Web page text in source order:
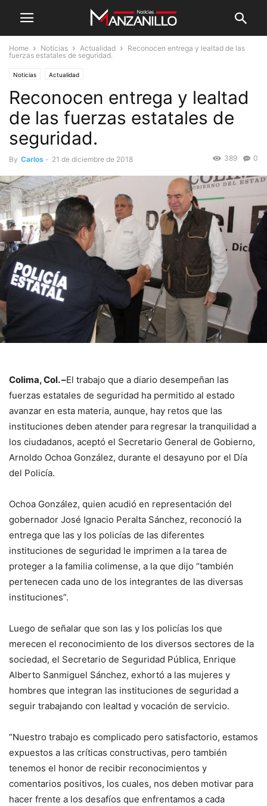
Home Noticias Actualidad
Reconocen entrega y lealtad de las
fuerzas estatales de seguridad.
Noticias Actualidad
Reconocen entrega y lealtad
de las fuerzas estatales de
seguridad.
By Carlos - 21 de diciembre de 2018 0
389
Colima, Col. –El trabajo que a diario desempeñan las
fuerzas estatales de seguridad ha permitido al estado
avanzar en esta materia, aunque, hay retos que las
instituciones deben atender para regresar la tranquilidad a
los ciudadanos, aceptó el Secretario General de Gobierno,
Arnoldo Ochoa González, durante el desayuno por el Día
del Policía.
Ochoa González, quien acudió en representación del
gobernador José Ignacio Peralta Sánchez, reconoció la
entrega que las y los policías de las diferentes
instituciones de seguridad le imprimen a la tarea de
proteger a la familia colimense, a la que dijo “también
pertenecen cada uno de los integrantes de las diversas
instituciones”.
Luego de señalar que son las y los policías los que
merecen el reconocimiento de los diversos sectores de la
sociedad, el Secretario de Seguridad Pública, Enrique
Alberto Sanmiguel Sánchez, exhortó a las mujeres y
hombres que integran las instituciones de seguridad a
seguir trabajando con lealtad y vocación de servicio.
“Nuestro trabajo es complicado pero satisfactorio, estamos
expuestos a las críticas constructivas, pero también
tenemos el honor de recibir reconocimientos y
comentarios positivos, los cuales, nos deben motivar para
hacer frente a los desafíos que enfrentamos a cada